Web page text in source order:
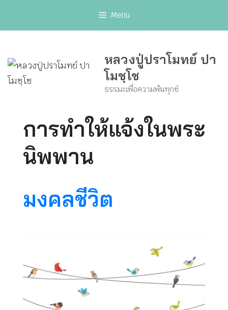
Menu
หลวงปู่ปราโมทย์ ปา
โมชฺโช
ธรรมะเพื่อความพ้นทุกข์
การทำให้แจ้งในพระ
นิพพาน
มงคลชีวิต